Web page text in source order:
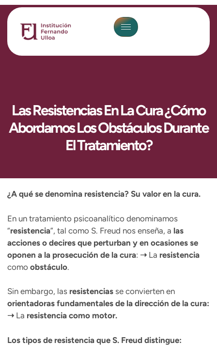
Las Resistencias En La Cura ¿Cómo
Abordamos Los Obstáculos Durante
El Tratamiento?
¿A qué se denomina resistencia? Su valor en la cura.
En un tratamiento psicoanalítico denominamos
“resistencia”, tal como S. Freud nos enseña, a las
acciones o decires que perturban y en ocasiones se
oponen a la prosecución de la cura: ➝ La resistencia
como obstáculo.
Sin embargo, las resistencias se convierten en
orientadoras fundamentales de la dirección de la cura:
➝ La resistencia como motor.
Los tipos de resistencia que S. Freud distingue: